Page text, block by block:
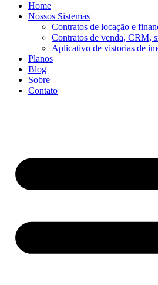
Home
Nossos Sistemas
Contratos de locação e
Contratos de venda, CRM,
Aplicativo de vistorias de
Planos
Blog
Sobre
Contato